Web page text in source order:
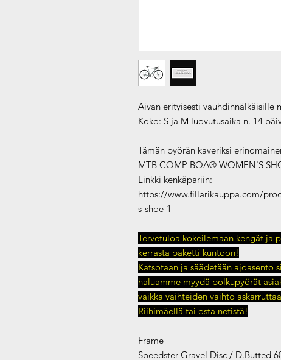
Aivan erityisesti vauhdinnälkäisille
Koko: S ja M luovutusaika n. 14
Tämän pyörän kaveriksi
MTB COMP BOA® WOMEN'S
Linkki kenkäpariin:
https://www.fillarikauppa.com/
s-shoe-1
Tervetuloa kokeilemaan kengät ja
kerrasta paketti kuntoon!
Katsotaan ja säädetään ajoasento
haluamme myydä polkupyörät
vaikka vaihteiden vaihto
Riihimäellä tai osta netistä!
Frame
Speedster Gravel Disc / D.Butted